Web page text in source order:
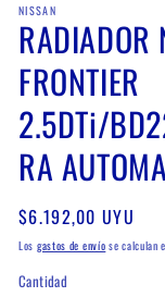
multimedia
1
en
ventana
modal
NISSAN
RADIADOR
FRONTIER
2.5DTi/
RA
Precio
habitual
$6.192,00 UYU
Los gastos de envío se calculan
Cantidad
Cantidad